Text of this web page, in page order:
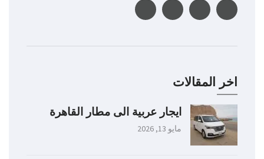
اخر المقالات
ايجار عربية الى مطار القاهرة
مايو 13, 2026